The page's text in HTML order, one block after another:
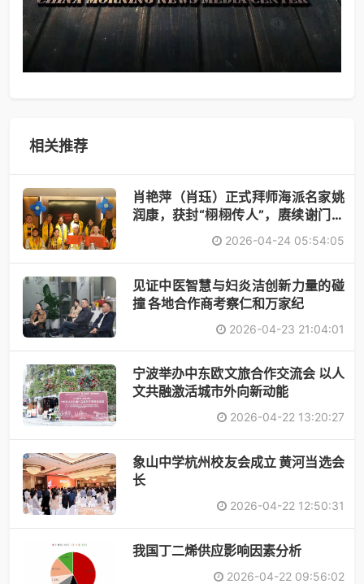
相关推荐
肖艳萍（肖珏）正式拜师海派名家姚
润康，获封“栩栩传人”，赓续谢门艺
2026-04-24 05:54:05
见证中医智慧与妇炎洁创新力量的碰
撞 各地合作商考察仁和万家纪
2026-04-23 21:04:01
宁波举办中东欧文旅合作交流会 以人
文共融激活城市外向新动能
2026-04-22 13:20:27
象山中学杭州校友会成立 黄河当选会
长
2026-04-22 12:50:31
​我国丁二烯供应影响因素分析
2026-04-22 09:56:02